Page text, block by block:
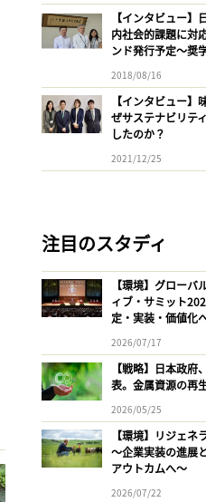
【インタビュー
内社会的課題に対
ンド発行予定〜奨
2018/08/16
【インタビュー】
ぜサステナビリテ
したのか？
2021/12/25
注目のスタディ
【環境】グロー
ィブ・サミット
定・実装・価値化
2026/07/17
【戦略】日本政
表。金属資源の再
2026/05/25
【環境】リジェネ
〜企業実装の進展
アウトカムへ〜
2026/07/22